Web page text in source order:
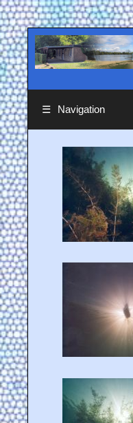
☰ Navigation